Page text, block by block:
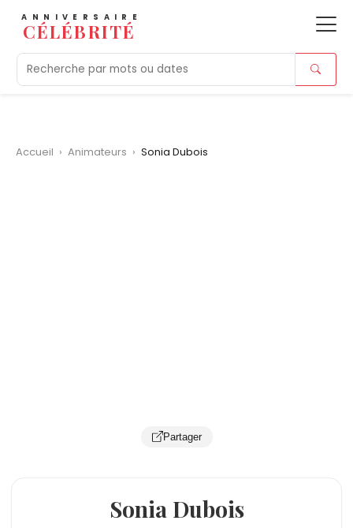
ANNIVERSAIRE
CÉLÉBRITÉ
Aujourd'hui Tendances Morts
Accueil › Animateurs › Sonia Dubois
Partager
Sonia Dubois